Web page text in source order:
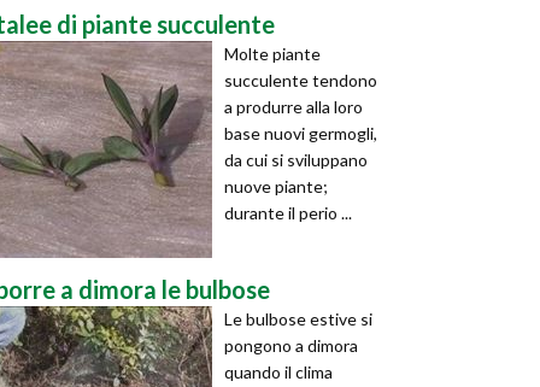
di piante succulente
Molte piante
succulente tendono
a produrre alla loro
base nuovi germogli,
da cui si sviluppano
nuove piante;
durante il perio ...
a dimora le bulbose
Le bulbose estive si
pongono a dimora
quando il clima